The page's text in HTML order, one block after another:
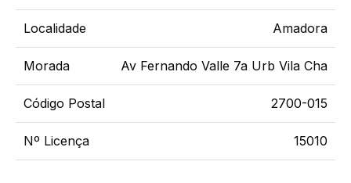
Localidade Amadora
Morada Av Fernando Valle 7a Urb Vila Cha
Código Postal 2700-015
Nº Licença 15010